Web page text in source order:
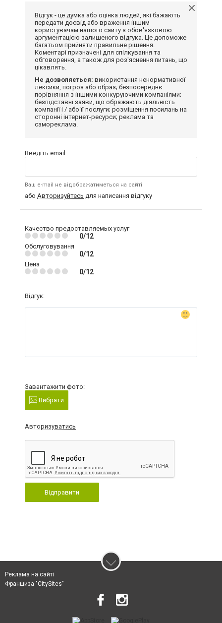
Відгук - це думка або оцінка людей, які бажають
передати досвід або враження іншим
користувачам нашого сайту з обов'язковою
аргументацією залишеного відгука. Це допоможе
багатьом прийняти правильне рішення.
Коментарі призначені для спілкування та
обговорення, а також для роз'яснення питань, що
цікавлять.
Не дозволяється: використання ненормативної
лексики, погроз або образ; безпосереднє
порівняння з іншими конкуруючими компаніями;
безпідставні заяви, що ображають діяльність
компанії і / або її послуги; розміщення посилань на
сторонні інтернет-ресурси; реклама та
самореклама.
Введіть email:
Ваш e-mail не відображатиметься на сайті
або Авторизуйтесь для написання відгуку
Качество предоставляемых услуг
0/12
Обслуговування
0/12
Цена
0/12
Відгук:
Завантажити фото:
Вибрати
Авторизуватись
Відправити
Реклама на сайті
Франшиза "CitySites"